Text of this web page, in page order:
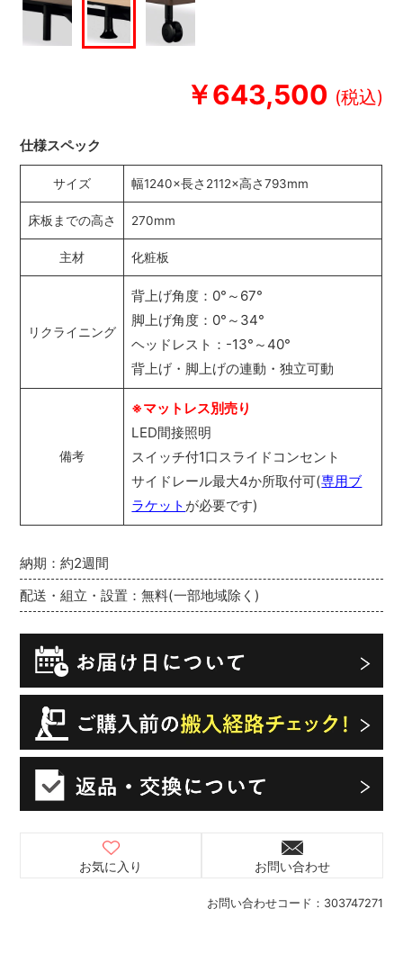
￥643,500
お問い合わせコード： 303747271
納期：約2週間
配送・組立・設置：無料(一部地域除く)
お気に入り お問い合わせ
仕様スペック
サイズ 幅1240×長さ2112×高さ793mm
床板までの高さ 270mm
主材 化粧板
リクライニング
背上げ角度：0°～67°
脚上げ角度：0°～34°
ヘッドレスト：-13°～40°
背上げ・脚上げの連動・独立可動
備考
※マットレス別売り
LED間接照明
スイッチ付1口スライドコンセント
サイドレール最大4か所取付可(専用ブ
ラケット が必要です)